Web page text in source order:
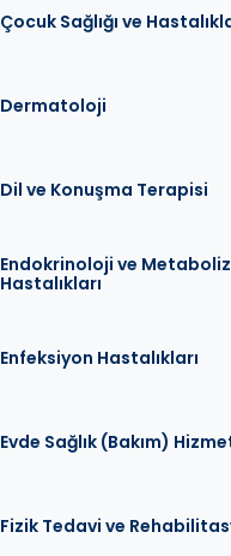
Çocuk Sağlığı ve
Dermatoloji
Dil ve Konuşma Terapisi
Endokrinoloji ve
Hastalıkları
Enfeksiyon Hastalıkları
Evde Sağlık (Bakım)
Fizik Tedavi ve